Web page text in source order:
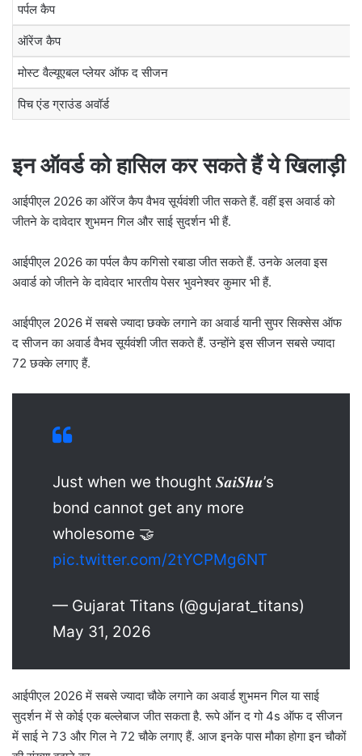
पर्पल कैप
ऑरेंज कैप
मोस्ट वैल्यूएबल प्लेयर ऑफ द सीजन
पिच एंड ग्राउंड अवॉर्ड
इन ऑवर्ड को हासिल कर सकते हैं ये खिलाड़ी
आईपीएल 2026 का ऑरेंज कैप वैभव सूर्यवंशी जीत सकते हैं. वहीं इस अवार्ड को
जीतने के दावेदार शुभमन गिल और साई सुदर्शन भी हैं.
आईपीएल 2026 का पर्पल कैप कगिसो रबाडा जीत सकते हैं. उनके अलवा इस
अवार्ड को जीतने के दावेदार भारतीय पेसर भुवनेश्वर कुमार भी हैं.
आईपीएल 2026 में सबसे ज्यादा छक्के लगाने का अवार्ड यानी सुपर सिक्सेस ऑफ
द सीजन का अवार्ड वैभव सूर्यवंशी जीत सकते हैं. उन्होंने इस सीजन सबसे ज्यादा
72 छक्के लगाए हैं.
Just when we thought 𝑺𝒂𝒊𝑺𝒉𝒖’s
bond cannot get any more
wholesome 🤝
pic.twitter.com/2tYCPMg6NT
— Gujarat Titans (@gujarat_titans)
May 31, 2026
आईपीएल 2026 में सबसे ज्यादा चौके लगाने का अवार्ड शुभमन गिल या साई
सुदर्शन में से कोई एक बल्लेबाज जीत सकता है. रूपे ऑन द गो 4s ऑफ द सीजन
में साई ने 73 और गिल ने 72 चौके लगाए हैं. आज इनके पास मौका होगा इन चौकों